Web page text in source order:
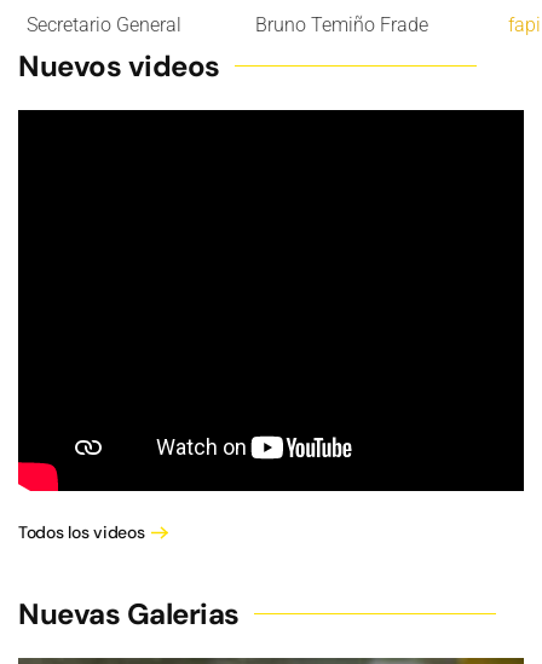
Secretario General Bruno Temiño Frade
Nuevos videos
Todos los videos
Nuevas Galerias